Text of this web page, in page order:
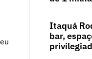
Itaquá
bar,